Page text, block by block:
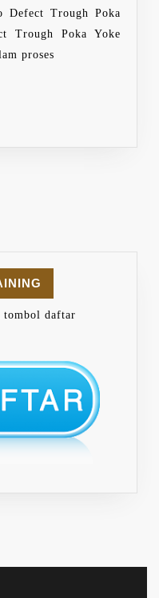
Defect Trough Poka
Trough Poka Yoke
proses
daftar